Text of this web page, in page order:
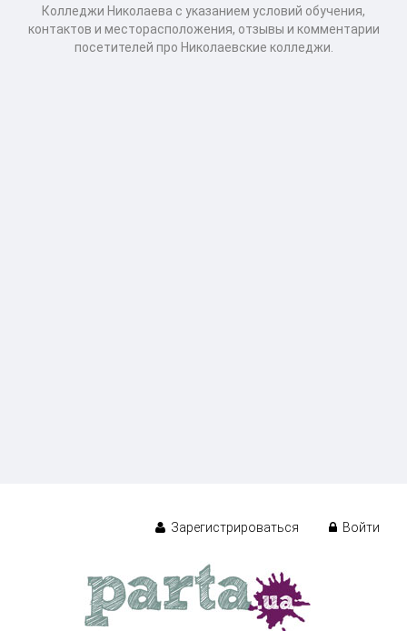
Колледжи Николаева с указанием условий обучения,
контактов и месторасположения, отзывы и комментарии
посетителей про Николаевские колледжи.
Зарегистрироваться Войти